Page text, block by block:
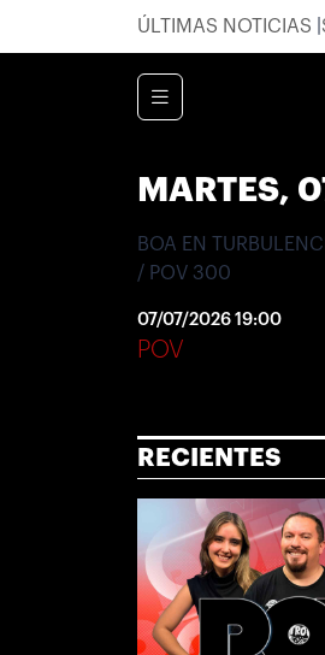
ÚLTIMAS NOTICIAS
MARTES,
BOA EN
/ POV 300
07/07/2026 19:00
POV
RECIENTES